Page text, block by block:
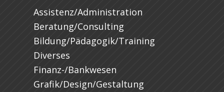
Assistenz/Administration
Beratung/Consulting
Bildung/Pädagogik/Training
Diverses
Finanz-/Bankwesen
Grafik/Design/Gestaltung